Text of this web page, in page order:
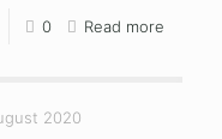
0 Read more
2020